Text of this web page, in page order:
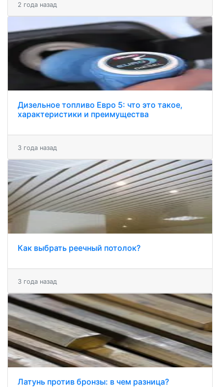
2 года назад
Дизельное топливо Евро 5: что это такое,
характеристики и преимущества
3 года назад
Как выбрать реечный потолок?
3 года назад
Латунь против бронзы: в чем разница?